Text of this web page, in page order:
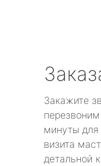
Закажите
минуты для
визита
детальной